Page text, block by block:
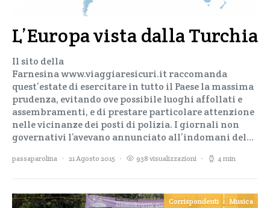
L’Europa vista dalla Turchia
Il sito della
Farnesina www.viaggiaresicuri.it raccomanda
quest’estate di esercitare in tutto il Paese la massima
prudenza, evitando ove possibile luoghi affollati e
assembramenti, e di prestare particolare attenzione
nelle vicinanze dei posti di polizia. I giornali non
governativi l’avevano annunciato all’indomani del…
passaparolina 21 Agosto 2015 938 visualizzazioni 4 min
Corrispondenti Musica